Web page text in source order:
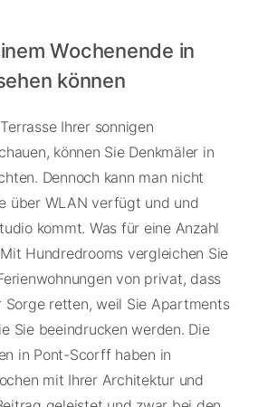
Wochenende in
können
Ihrer sonnigen
können Sie Denkmäler in
Dennoch kann man nicht
über WLAN verfügt und und
kommt. Was für eine Anzahl
Hundredrooms vergleichen Sie
von privat, dass
Sorge retten, weil Sie Apartments
Sie beeindrucken werden. Die
in Pont-Scorff haben in
mit Ihrer Architektur und